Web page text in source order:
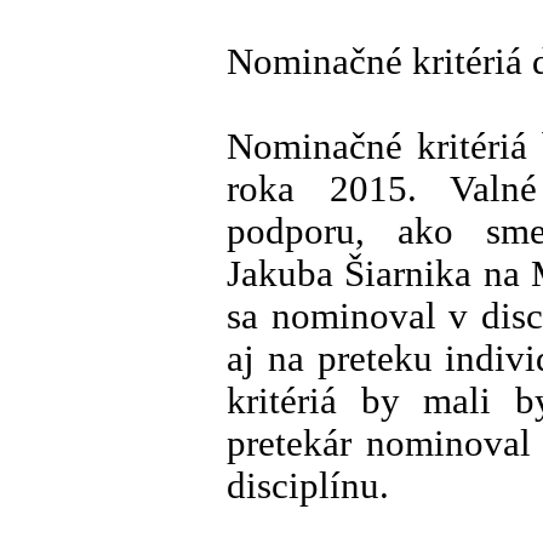
Nominačné kritériá
Nominačné kritériá
roka 2015.
podporu, ako
Jakuba Šiarnika na
sa nominoval v
aj na preteku
kritériá by mali
pretekár
disciplínu.